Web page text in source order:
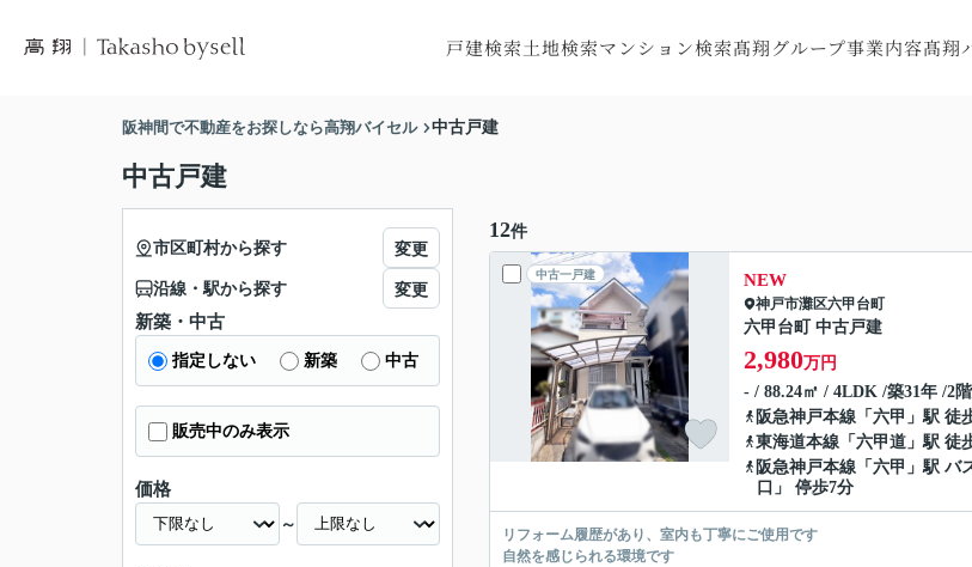
戸建検索
沿線から探す
土地検索マンション検索髙翔グループ事業内容
リフォーム・
リノベーション
特殊建造物
髙翔
阪神間で不動産をお探しなら高翔バイセル 中古戸建
中古戸建
12件
中古一戸建 NEW
神戸市灘区六甲台町
六甲台町 中古戸建
2,980万円
- / 88.24㎡ / 4LDK /築31年 /2
阪急神戸本線 「 六甲 」駅 徒
東海道本線 「 六甲道 」駅 徒
阪急神戸本線 「 六甲 」駅 バ
口」 停歩7分
リフォーム履歴があり、室内も丁寧にご使用です
自然を感じられる環境です
市区町村から探す 変更
沿線・駅から探す 変更
新築・中古
指定しない 新築 中古
販売中のみ表示
価格
～